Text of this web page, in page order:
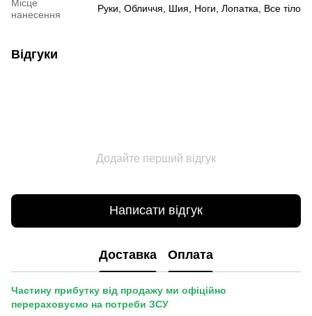
Місце
нанесення
Руки, Обличчя, Шия, Ноги, Лопатка, Все тіло
Відгуки
Додайте перший відгук
Написати відгук
Доставка Оплата
Частину прибутку від продажу ми офіційно
перераховуємо на потреби ЗСУ